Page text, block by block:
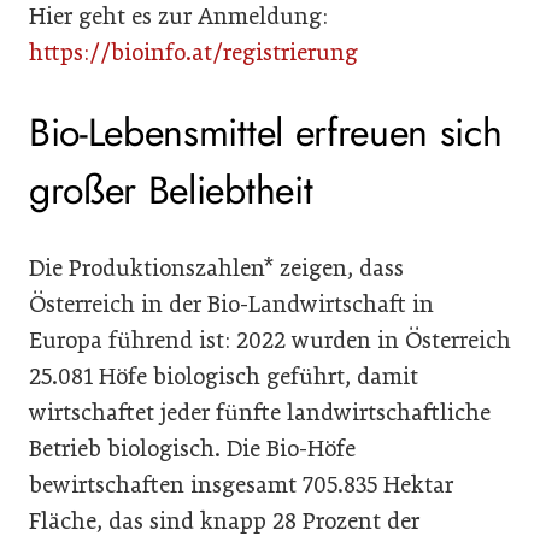
Hier geht es zur Anmeldung:
https://bioinfo.at/registrierung
Bio-Lebensmittel erfreuen sich
großer Beliebtheit
Die Produktionszahlen* zeigen, dass
Österreich in der Bio-Landwirtschaft in
Europa führend ist: 2022 wurden in Österreich
25.081 Höfe biologisch geführt, damit
wirtschaftet jeder fünfte landwirtschaftliche
Betrieb biologisch. Die Bio-Höfe
bewirtschaften insgesamt 705.835 Hektar
Fläche, das sind knapp 28 Prozent der